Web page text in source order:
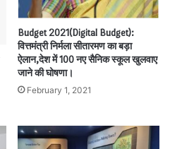
Budget 2021(Digital Budget):
वित्तमंत्री निर्मला सीतारमण का बड़ा
ऐलान,देश में 100 नए सैनिक स्कूल खुलवाए
जाने की घोषणा।
February 1, 2021